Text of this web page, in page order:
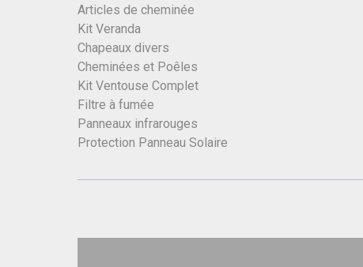
Articles de cheminée
Kit Veranda
Chapeaux divers
Cheminées et Poêles
Kit Ventouse Complet
Filtre à fumée
Panneaux infrarouges
Protection Panneau Solaire